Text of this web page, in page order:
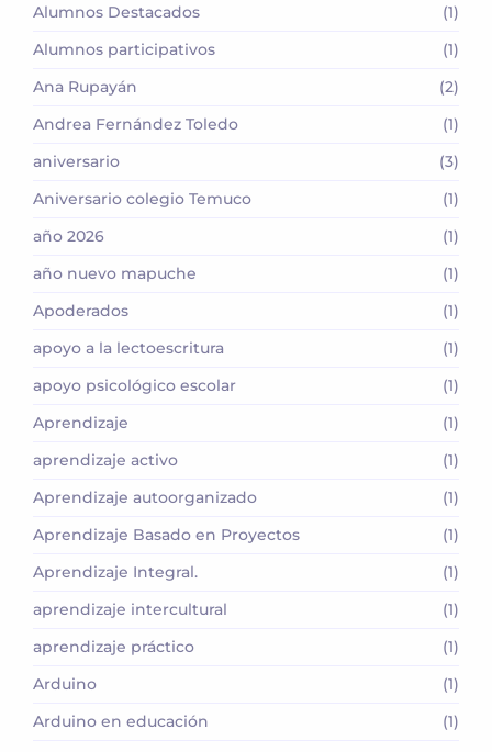
Alumnos Destacados
(1)
Alumnos participativos
(1)
Ana Rupayán
(2)
Andrea Fernández Toledo
(1)
aniversario
(3)
Aniversario colegio Temuco
(1)
año 2026
(1)
año nuevo mapuche
(1)
Apoderados
(1)
apoyo a la lectoescritura
(1)
apoyo psicológico escolar
(1)
Aprendizaje
(1)
aprendizaje activo
(1)
Aprendizaje autoorganizado
(1)
Aprendizaje Basado en Proyectos
(1)
Aprendizaje Integral.
(1)
aprendizaje intercultural
(1)
aprendizaje práctico
(1)
Arduino
(1)
Arduino en educación
(1)